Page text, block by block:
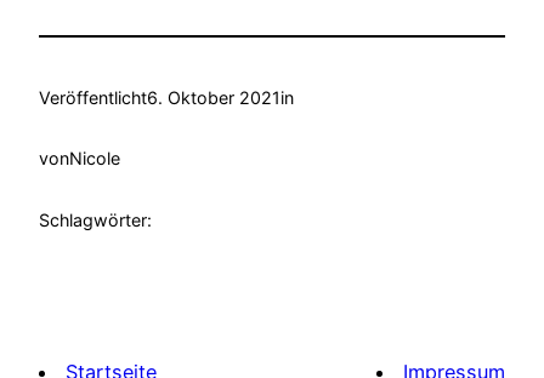
Veröffentlicht6. Oktober 2021in
vonNicole
Schlagwörter:
Startseite Impressum